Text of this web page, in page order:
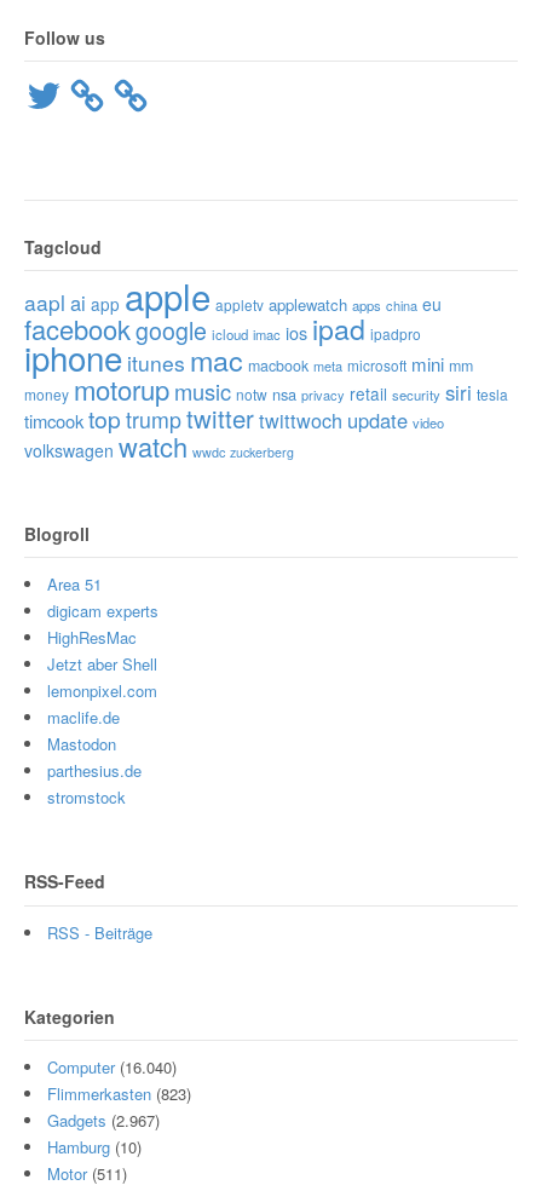
Follow us
Twitter
Tagcloud
aapl ai app apple appletv applewatch apps china eu
facebookgoogle icloud imac ios ipad ipadpro
iphone itunes mac macbook meta microsoft mini mm
money motorupmusic notw nsa privacy retail security siri tesla
timcooktop trumptwittertwittwoch update video
volkswagen watch wwdc zuckerberg
Blogroll
Area 51
digicam experts
HighResMac
Jetzt aber Shell
lemonpixel.com
maclife.de
Mastodon
parthesius.de
stromstock
RSS-Feed
RSS - Beiträge
Kategorien
Computer(16.040)
Flimmerkasten (823)
Gadgets (2.967)
Hamburg (10)
Motor(511)